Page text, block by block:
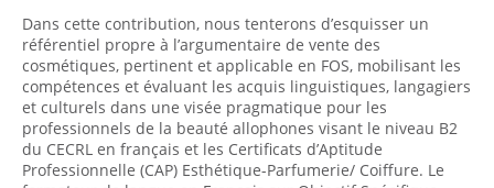
Dans cette contribution, nous tenterons d’esquisser un
référentiel propre à l’argumentaire de vente des
cosmétiques, pertinent et applicable en FOS, mobilisant les
compétences et évaluant les acquis linguistiques, langagiers
et culturels dans une visée pragmatique pour les
professionnels de la beauté allophones visant le niveau B2
du CECRL en français et les Certificats d’Aptitude
Professionnelle (CAP) Esthétique-Parfumerie/ Coiffure. Le